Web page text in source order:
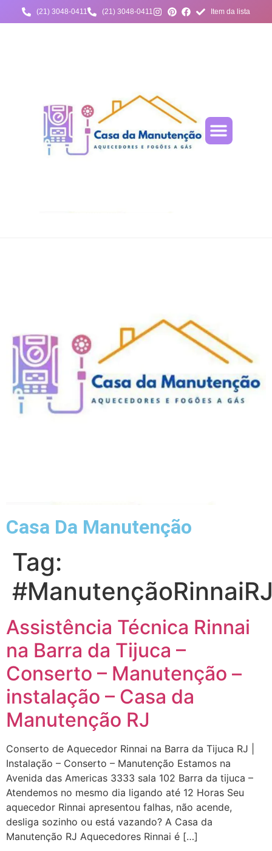
(21) 3048-0411 (21) 3048-0411 Item da lista
Casa Da Manutenção
Tag:
Assistência Técnica Rinnai
na Barra da Tijuca –
Conserto – Manutenção –
instalação – Casa da
Manutenção RJ
Conserto de Aquecedor Rinnai na Barra da Tijuca RJ |
Instalação – Conserto – Manutenção Estamos na
Avenida das Americas 3333 sala 102 Barra da tijuca –
Atendemos no mesmo dia ligando até 12 Horas Seu
aquecedor Rinnai apresentou falhas, não acende,
desliga sozinho ou está vazando? A Casa da
Manutenção RJ Aquecedores Rinnai é […]